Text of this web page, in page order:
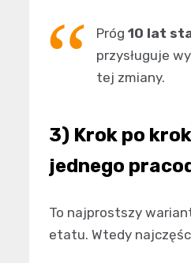
Próg 10 lat
przysługuje
tej zmiany.
3) Krok po
jednego
To najprostszy
etatu. Wtedy